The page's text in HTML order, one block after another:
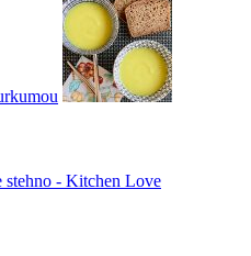
stehno - Kitchen Love